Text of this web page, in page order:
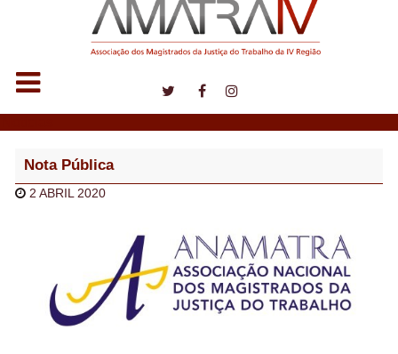
Nota Pública
2 ABRIL 2020